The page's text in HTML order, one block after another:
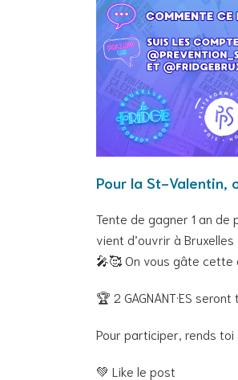
Pour la St-Valentin,
Tente de gagner 1 an de
vient d’ouvrir à Bruxelles
🎤🥰 On vous gâte cette
🏆 2 GAGNANT·ES
Pour participer, rends
💚 Like le post